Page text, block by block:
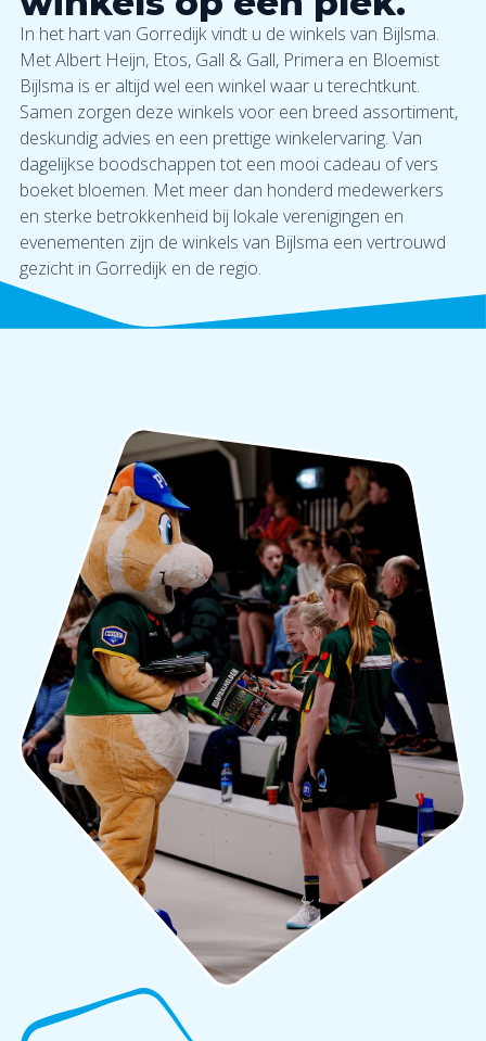
In het hart van Gorredijk vindt u de winkels van Bijlsma.
Met Albert Heijn, Etos, Gall & Gall, Primera en Bloemist
Bijlsma is er altijd wel een winkel waar u terechtkunt.
Samen zorgen deze winkels voor een breed assortiment,
deskundig advies en een prettige winkelervaring. Van
dagelijkse boodschappen tot een mooi cadeau of vers
boeket bloemen. Met meer dan honderd medewerkers
en sterke betrokkenheid bij lokale verenigingen en
evenementen zijn de winkels van Bijlsma een vertrouwd
gezicht in Gorredijk en de regio.